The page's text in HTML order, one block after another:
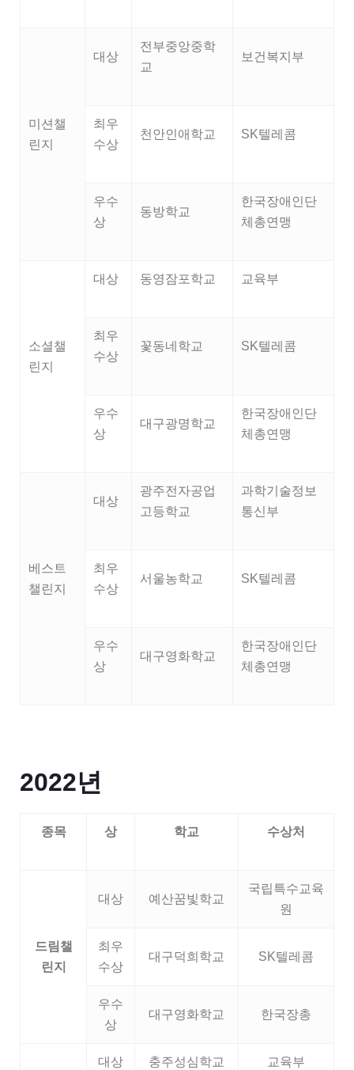
미션챌
린지
대상
전부중앙중학
교
보건복지부
최우
수상
천안인애학교 SK텔레콤
우수
상
동방학교
한국장애인단
체총연맹
소셜챌
린지
대상 동영잠포학교 교육부
최우
수상
꽃동네학교 SK텔레콤
우수
상
대구광명학교
한국장애인단
체총연맹
베스트
챌린지
대상
광주전자공업
고등학교
과학기술정보
통신부
최우
수상
서울농학교 SK텔레콤
우수
상
대구영화학교
한국장애인단
체총연맹
2022년
종목 상 학교 수상처
드림챌
린지
대상 예산꿈빛학교
국립특수교육
원
최우
수상
대구덕희학교 SK텔레콤
우수
상
대구영화학교 한국장총
대상 충주성심학교 교육부